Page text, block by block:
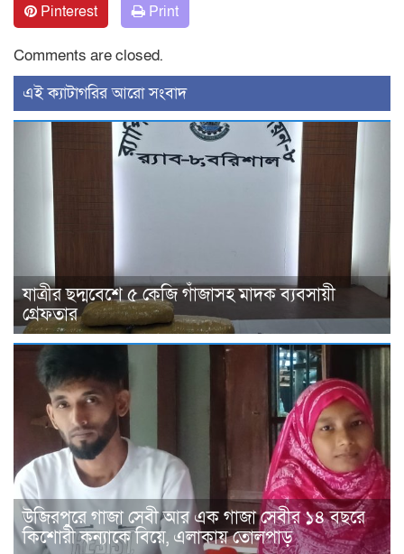
Pinterest
Print
Comments are closed.
‍এই ক্যাটাগরির ‍আরো সংবাদ
যাত্রীর ছদ্মবেশে ৫ কেজি গাঁজাসহ মাদক ব্যবসায়ী
গ্রেফতার
উজিরপুরে গাজা সেবী আর এক গাজা সেবীর ১৪ বছরে
কিশোরী কন্যাকে বিয়ে, এলাকায় তোলপাড়